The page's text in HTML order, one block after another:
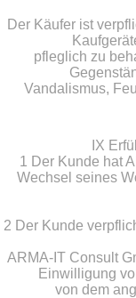
Der Käufer ist
pfleglich zu
Vandalismus,
IX
1 Der Kunde hat
Wechsel seines
2 Der Kunde
ARMA-IT Consult
Einwilligung
von dem